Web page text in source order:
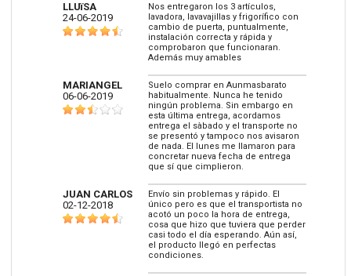
LLUïSA
24-06-2019
Nos entregaron los 3 artículos,
lavadora, lavavajillas y frigorífico con
cambio de puerta, puntualmente,
instalación correcta y rápida y
comprobaron que funcionaran.
Además muy amables
MARIANGEL
06-06-2019
Suelo comprar en Aunmasbarato
habitualmente. Nunca he tenido
ningún problema. Sin embargo en
esta última entrega, acordamos
entrega el sàbado y el transporte no
se presentó y tampoco nos avisaron
de nada. El lunes me llamaron para
concretar nueva fecha de entrega
que sí que cimplieron.
JUAN CARLOS
02-12-2018
Envío sin problemas y rápido. El
único pero es que el transportista no
acotó un poco la hora de entrega,
cosa que hizo que tuviera que perder
casi todo el día esperando. Aún así,
el producto llegó en perfectas
condiciones.